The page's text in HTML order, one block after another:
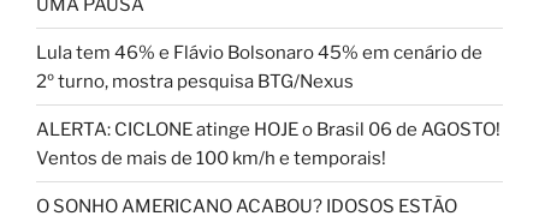
UMA PAUSA
Lula tem 46% e Flávio Bolsonaro 45% em cenário de
2º turno, mostra pesquisa BTG/Nexus
ALERTA: CICLONE atinge HOJE o Brasil 06 de AGOSTO!
Ventos de mais de 100 km/h e temporais!
O SONHO AMERICANO ACABOU? IDOSOS ESTÃO